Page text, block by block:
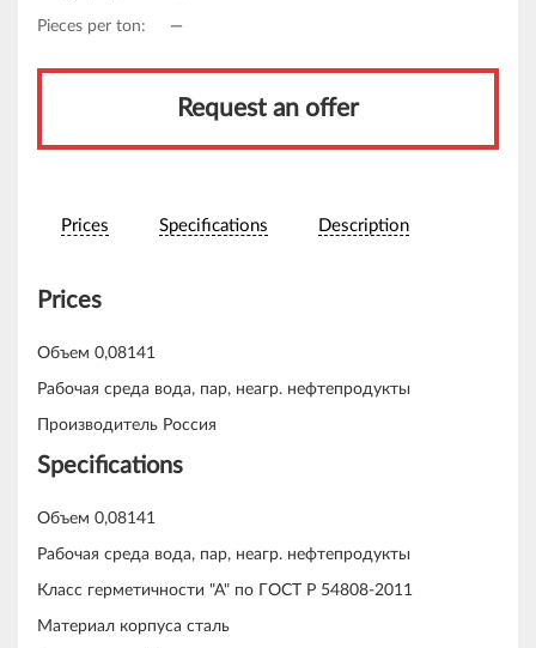
Pieces per ton: —
Request an offer
Prices Specifications Description
Prices
Объем 0,08141
Рабочая среда вода, пар, неагр. нефтепродукты
Производитель Россия
Specifications
Объем 0,08141
Рабочая среда вода, пар, неагр. нефтепродукты
Класс герметичности "А" по ГОСТ Р 54808-2011
Материал корпуса сталь